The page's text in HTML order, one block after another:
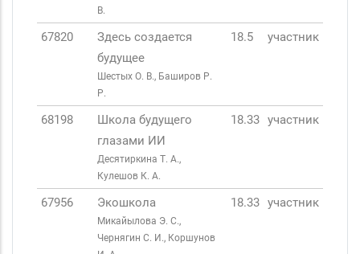
В.
67820
Здесь создается
будущее
Шестых О. В., Баширов Р.
Р.
18.5 участник
68198
Школа будущего
глазами ИИ
Десятиркина Т. А.,
Кулешов К. А.
18.33 участник
67956 Экошкола
Микайылова Э. С.,
Чернягин С. И., Коршунов
18.33 участник